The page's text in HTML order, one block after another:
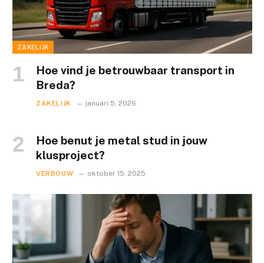
ZAKELIJK
Hoe vind je betrouwbaar transport in
Breda?
ZAKELIJK januari 5, 2026
Hoe benut je metal stud in jouw
klusproject?
VERBOUW oktober 15, 2025